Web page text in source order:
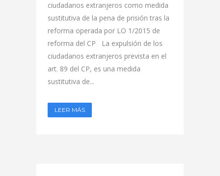
ciudadanos extranjeros como medida
sustitutiva de la pena de prisión tras la
reforma operada por LO 1/2015 de
reforma del CP La expulsión de los
ciudadanos extranjeros prevista en el
art. 89 del CP, es una medida
sustitutiva de...
LEER MÁS